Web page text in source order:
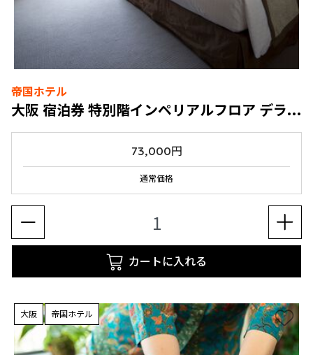
帝国ホテル
大阪 宿泊券 特別階インペリアルフロア デラックス（禁煙フロア）（朝食付）
73,000円
通常価格
カートに入れる
大阪 帝国ホテル